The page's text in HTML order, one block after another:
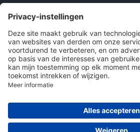
Onze producten
en diensten
Over Hitma
Algemene voorwaarden
© 2026 Hitma